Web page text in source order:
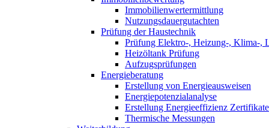
Immobilienwertermittlung
Nutzungsdauergutachten
Prüfung der Haustechnik
Prüfung Elektro-, Heizung-, Klima-,
Heizöltank Prüfung
Aufzugsprüfungen
Energieberatung
Erstellung von Energieausweisen
Energiepotenzialanalyse
Erstellung Energieeffizienz Zertifikate
Thermische Messungen